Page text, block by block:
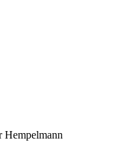
Hempelmann